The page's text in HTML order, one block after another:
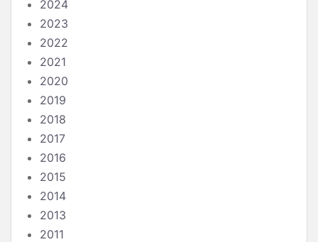
2024
2023
2022
2021
2020
2019
2018
2017
2016
2015
2014
2013
2011